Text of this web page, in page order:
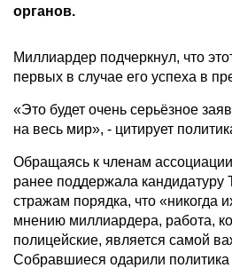
органов.
Миллиардер подчеркнул, что
первых в случае его успеха в
«Это будет очень серьёзное
на весь мир», - цитирует
Обращаясь к членам
ранее поддержала
стражам порядка, что «никогда
мнению миллиардера, работа,
полицейские, является самой
Собравшиеся одарили